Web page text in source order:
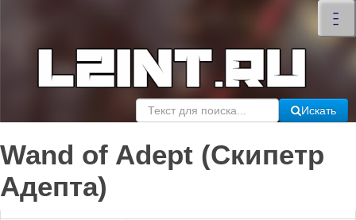
–
–
–
×
Искать
Wand of Adept (Скипетр
Адепта)